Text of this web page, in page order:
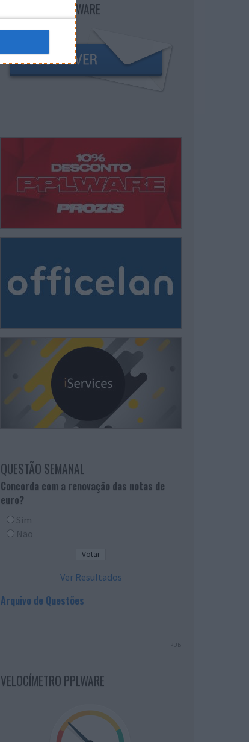
NEWSLETTER PPLWARE
QUESTÃO SEMANAL
Concorda com a renovação das notas de
euro?
Sim
Não
Ver Resultados
Arquivo de Questões
PUB
VELOCÍMETRO PPLWARE